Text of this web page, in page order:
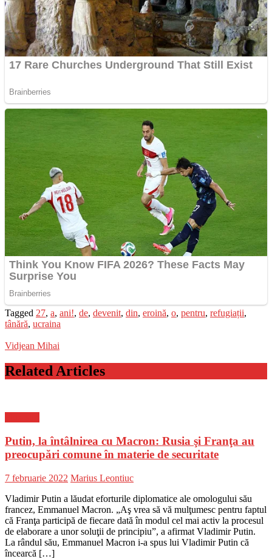
Tagged 27, a, ani!, de, devenit, din, eroină, o, pentru, refugiații,
tânără, ucraina
Vidjean Mihai
Related Articles
Putin, la întâlnirea cu Macron: Rusia şi Franţa au
preocupări comune în materie de securitate
Posted
7 februarie 2022 Author
Marius Leontiuc
Vladimir Putin a lăudat eforturile diplomatice ale omologului său
francez, Emmanuel Macron. „Aş vrea să vă mulţumesc pentru faptul
că Franţa participă de fiecare dată în modul cel mai activ la procesul
de elaborare a unor soluţii de principiu”, a afirmat Vladimir Putin.
La rândul său, Emmanuel Macron i-a spus lui Vladimir Putin că
încearcă […]